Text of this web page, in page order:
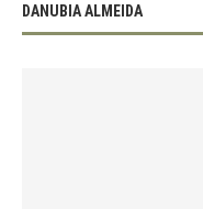
DANUBIA ALMEIDA